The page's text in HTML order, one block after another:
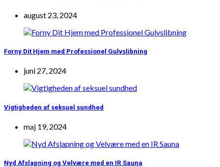
august 23, 2024
Forny Dit Hjem med Professionel Gulvslibning
juni 27, 2024
Vigtigheden af seksuel sundhed
maj 19, 2024
Nyd Afslapning og Velvære med en IR Sauna